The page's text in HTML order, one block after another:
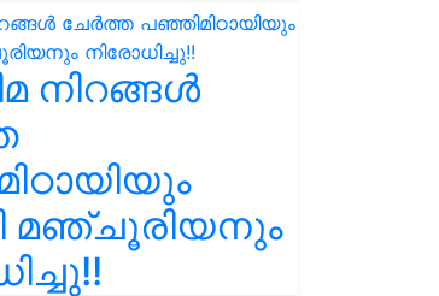
നിറങ്ങൾ
മഞ്ചൂരിയനും